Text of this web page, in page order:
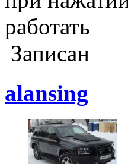
работать
Записан
alansing